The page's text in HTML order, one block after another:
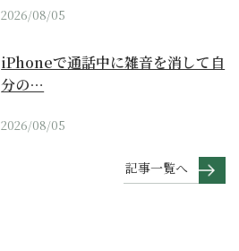
2026/08/05
iPhoneで通話中に雑音を消して自
分の…
2026/08/05
記事一覧へ